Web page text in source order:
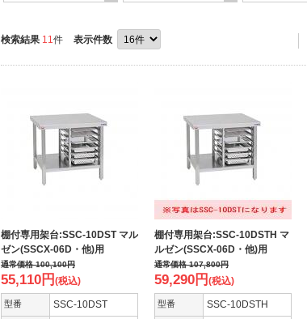
検索結果 11件 表示件数
棚付専用架台:SSC-10DST マル
ゼン(SSCX-06D・他)用
通常価格100,100円
55,110円 (税込)
型番 SSC-10DST
棚付専用架台:SSC-10DSTH マ
ルゼン(SSCX-06D・他)用
通常価格107,800円
59,290円 (税込)
型番 SSC-10DSTH